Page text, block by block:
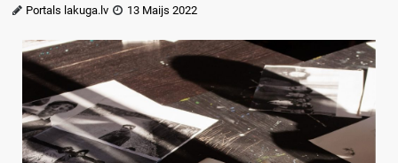
Portals lakuga.lv 13 Maijs 2022